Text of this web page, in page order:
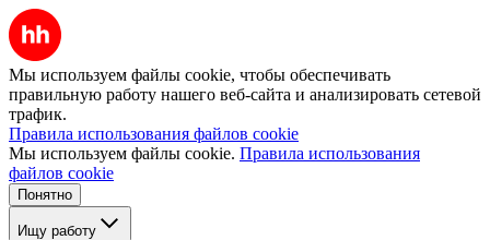
Мы используем файлы cookie, чтобы обеспечивать
правильную работу нашего веб-сайта и анализировать сетевой
трафик.
Правила использования файлов cookie
Мы используем файлы cookie. Правила использования
файлов cookie
Понятно
Ищу работу